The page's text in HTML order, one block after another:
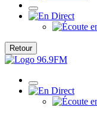
Retour